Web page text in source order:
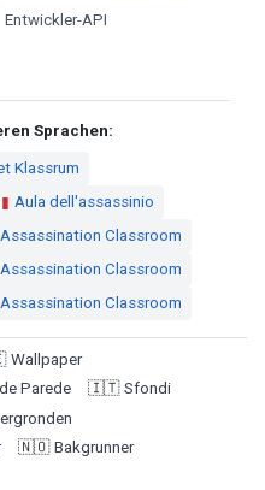
Entwickler-API
Sprachen:
Klassrum
Aula dell'assassinio
Assassination Classroom
Assassination Classroom
Assassination Classroom
Wallpaper
Parede 🇮🇹 Sfondi
🇳🇴 Bakgrunner